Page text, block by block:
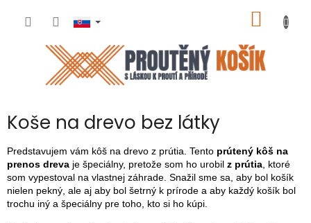
KOŠÍK
Koše na drevo bez látky
Predstavujem vám kôš na drevo z prútia. Tento prútený kôš na
prenos dreva je špeciálny, pretože som ho urobil z prútia , ktoré
som vypestoval na vlastnej záhrade. Snažil sme sa, aby bol košík
nielen pekný, ale aj aby bol šetrný k prírode a aby každý košík bol
trochu iný a špeciálny pre toho, kto si ho kúpi.